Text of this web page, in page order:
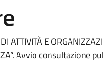
ATTIVITÀ E
Avvio consultazione